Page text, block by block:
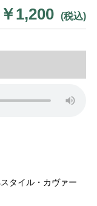
￥1,200 (税込)
タイル・カヴァー